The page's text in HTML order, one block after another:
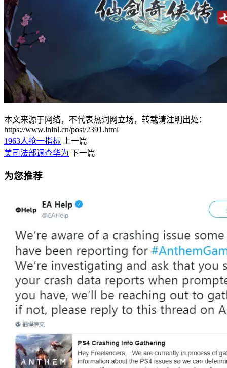
本文来源于网络，不代表热词网立场，转载请注明出处：
https://www.lnlnl.cn/post/2391.html
1963人抢一指标
上一篇
美司法部调查华为 下一篇
为您推荐